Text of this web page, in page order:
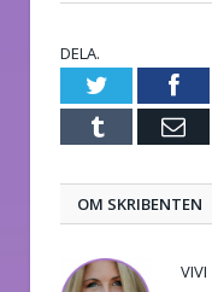
DELA.
Twitter
Tumblr E-
OM SKRIBENTEN
VIVI